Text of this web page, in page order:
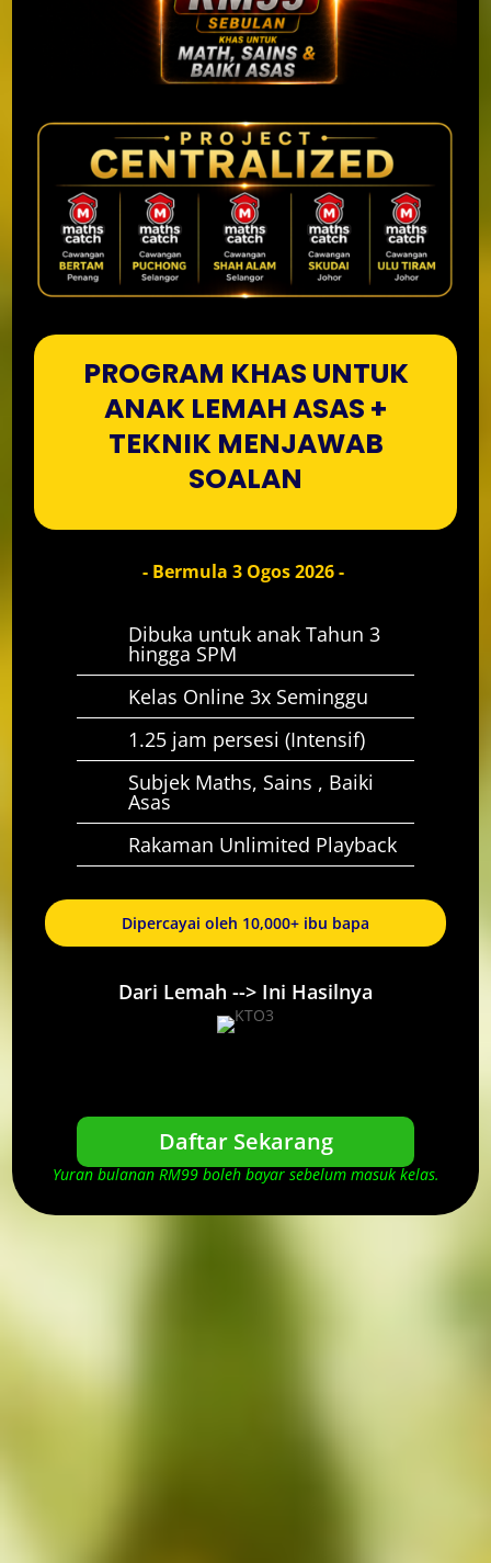
PROGRAM KHAS UNTUK
ANAK LEMAH ASAS +
TEKNIK MENJAWAB
SOALAN
- Bermula 3 Ogos 2026 -
Dibuka untuk anak Tahun 3
hingga SPM
Kelas Online 3x Seminggu
1.25 jam persesi (Intensif)
Subjek Maths, Sains , Baiki
Asas
Rakaman Unlimited Playback
Dipercayai oleh 10,000+ ibu bapa
Dari Lemah --> Ini Hasilnya
Daftar Sekarang
Yuran bulanan RM99 boleh bayar sebelum masuk kelas.